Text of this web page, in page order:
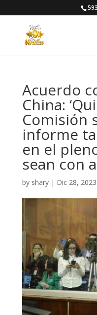
Acuerdo
China:
Comisión
informe
en el
sean con
by shary| Dic 28, 2023